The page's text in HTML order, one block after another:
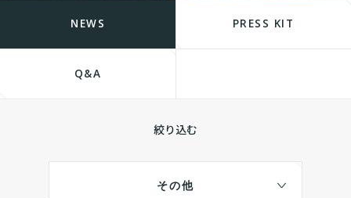
NEWS PRESS KIT
Q&A
絞り込む
その他